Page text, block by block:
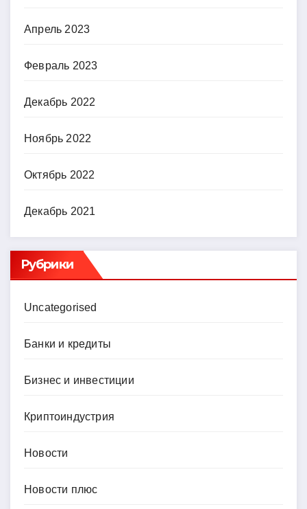
Апрель 2023
Февраль 2023
Декабрь 2022
Ноябрь 2022
Октябрь 2022
Декабрь 2021
Рубрики
Uncategorised
Банки и кредиты
Бизнес и инвестиции
Криптоиндустрия
Новости
Новости плюс